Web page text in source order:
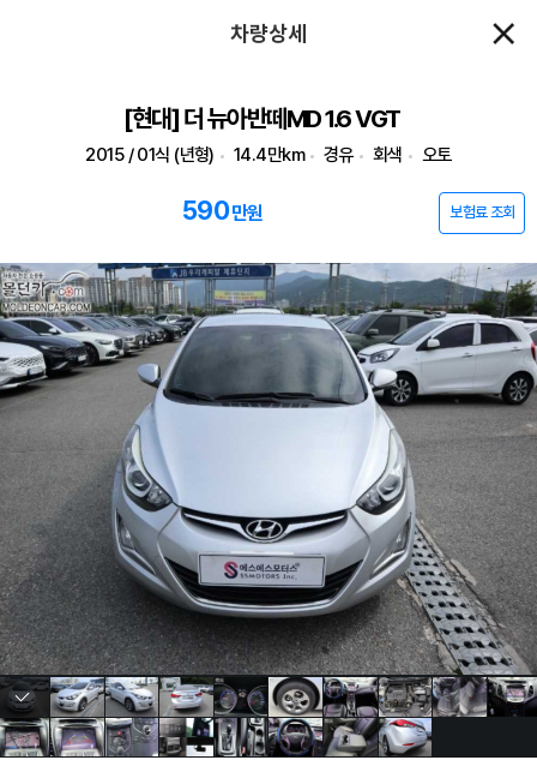
차량상세
[현대] 더 뉴아반떼MD 1.6 VGT
2015 / 01식 (년형) 14.4만km 경유 회색 오토
590만원 보험료 조회